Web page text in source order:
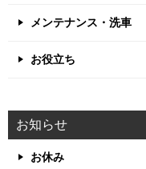
メンテナンス・洗車
お役立ち
お知らせ
お休み